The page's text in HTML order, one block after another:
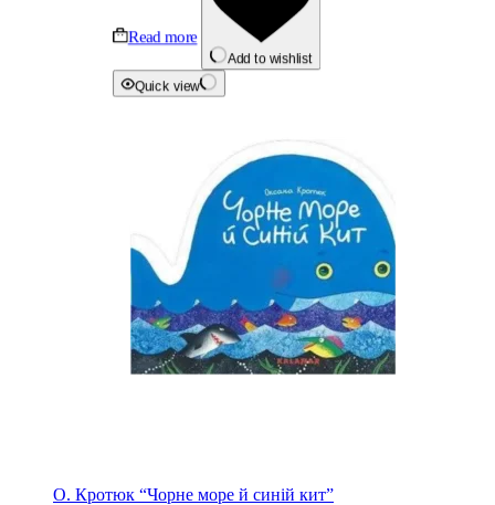
Read more
Add to wishlist
Quick view
О. Кротюк “Чорне море й синій кит”